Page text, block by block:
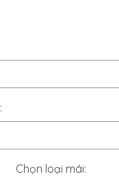
Chọn loại mái: